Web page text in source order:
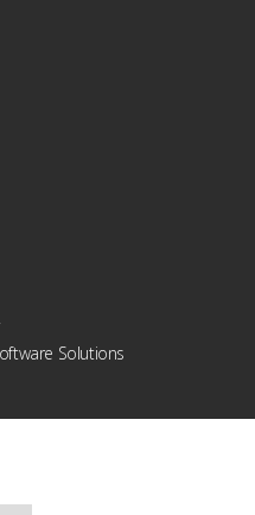
Solutions